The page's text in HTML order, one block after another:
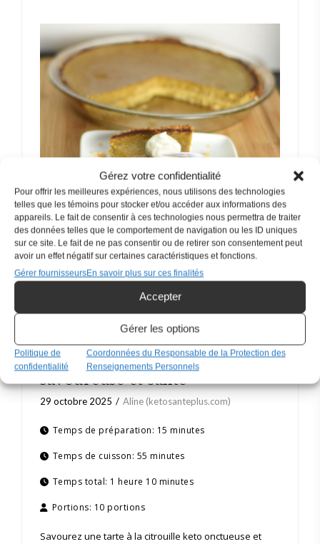
Gérez votre confidentialité
Pour offrir les meilleures expériences, nous utilisons des technologies
telles que les témoins pour stocker et/ou accéder aux informations des
appareils. Le fait de consentir à ces technologies nous permettra de traiter
des données telles que le comportement de navigation ou les ID uniques
sur ce site. Le fait de ne pas consentir ou de retirer son consentement peut
avoir un effet négatif sur certaines caractéristiques et fonctions.
Gérer fournisseursEn savoir plus sur ces finalités
Accepter
Gérer les options
Politique de
confidentialité
Coordonnées du Responsable de la Protection des
Renseignements Personnels
IMPRIMER LA RECETTE
PIN RECIPE
La meilleure tarte à la
citrouille keto – Facile,
savoureuse et santé
29 octobre 2025 Aline (ketosanteplus.com)
Temps de préparation: 15 minutes
Temps de cuisson: 55 minutes
Temps total: 1 heure 10 minutes
Portions: 10 portions
Savourez une tarte à la citrouille keto onctueuse et